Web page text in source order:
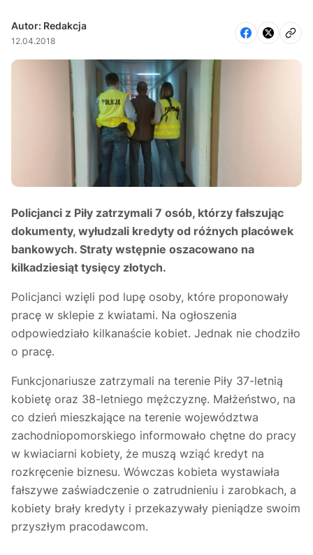
Autor: Redakcja
12.04.2018
Policjanci z Piły zatrzymali 7 osób, którzy fałszując
dokumenty, wyłudzali kredyty od różnych placówek
bankowych. Straty wstępnie oszacowano na
kilkadziesiąt tysięcy złotych.
Policjanci wzięli pod lupę osoby, które proponowały
pracę w sklepie z kwiatami. Na ogłoszenia
odpowiedziało kilkanaście kobiet. Jednak nie chodziło
o pracę.
Funkcjonariusze zatrzymali na terenie Piły 37-letnią
kobietę oraz 38-letniego mężczyznę. Małżeństwo, na
co dzień mieszkające na terenie województwa
zachodniopomorskiego informowało chętne do pracy
w kwiaciarni kobiety, że muszą wziąć kredyt na
rozkręcenie biznesu. Wówczas kobieta wystawiała
fałszywe zaświadczenie o zatrudnieniu i zarobkach, a
kobiety brały kredyty i przekazywały pieniądze swoim
przyszłym pracodawcom.